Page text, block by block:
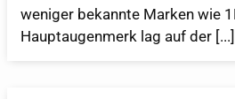
weniger bekannte Marken wie
Hauptaugenmerk lag auf der [...]